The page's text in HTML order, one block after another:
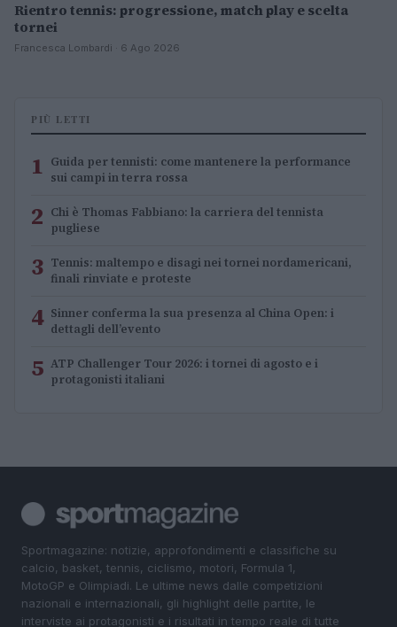
Rientro tennis: progressione, match play e scelta
tornei
Francesca Lombardi · 6 Ago 2026
PIÙ LETTI
1 Guida per tennisti: come mantenere la performance
sui campi in terra rossa
2 Chi è Thomas Fabbiano: la carriera del tennista
pugliese
3 Tennis: maltempo e disagi nei tornei nordamericani,
finali rinviate e proteste
4 Sinner conferma la sua presenza al China Open: i
dettagli dell’evento
5 ATP Challenger Tour 2026: i tornei di agosto e i
protagonisti italiani
Sportmagazine: notizie, approfondimenti e classifiche su
calcio, basket, tennis, ciclismo, motori, Formula 1,
MotoGP e Olimpiadi. Le ultime news dalle competizioni
nazionali e internazionali, gli highlight delle partite, le
interviste ai protagonisti e i risultati in tempo reale di tutte